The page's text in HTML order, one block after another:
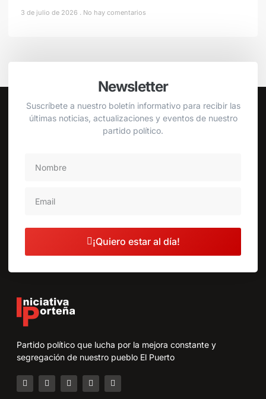
3 de julio de 2026 No hay comentarios
Newsletter
Suscríbete a nuestro boletín informativo para recibir las
últimas noticias, actualizaciones y eventos de nuestro
partido político.
¡Quiero estar al día!
Partido político que lucha por la mejora constante y
segregación de nuestro pueblo El Puerto